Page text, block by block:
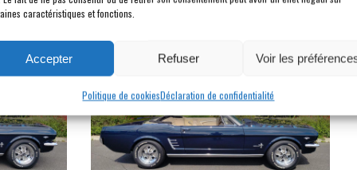
caractéristiques et fonctions.
Accepter Refuser Voir les
Politique de cookiesDéclaration de confidentialité